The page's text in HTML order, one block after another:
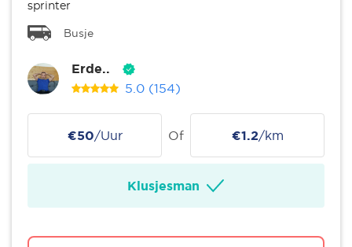
sprinter
Busje
Erde..
5.0 (154)
€50/Uur Of €1.2/km
Klusjesman